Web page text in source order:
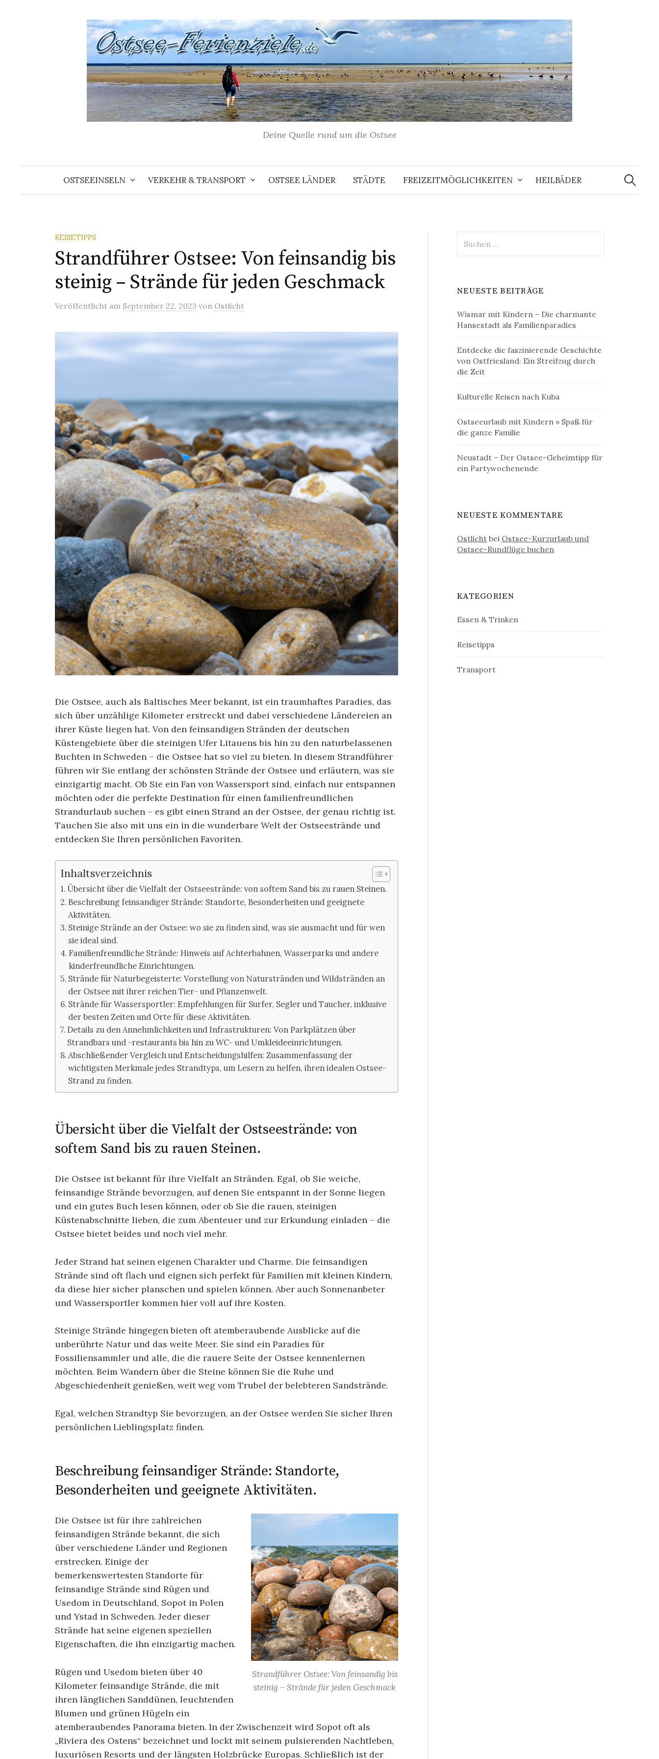
Deine Quelle rund um die Ostsee
OSTSEEINSELN VERKEHR & TRANSPORT OSTSEE LÄNDER STÄDTE FREIZEITMÖGLICHKEITEN HEILBÄDER
Suche
nach:
REISETIPPS
Strandführer Ostsee: Von feinsandig bis
steinig – Strände für jeden Geschmack
Veröffentlicht am September 22, 2023 von Ostlicht
Die Ostsee, auch als Baltisches Meer bekannt, ist ein traumhaftes Paradies, das
sich über unzählige Kilometer erstreckt und dabei verschiedene Ländereien an
ihrer Küste liegen hat. Von den feinsandigen Stränden der deutschen
Küstengebiete über die steinigen Ufer Litauens bis hin zu den naturbelassenen
Buchten in Schweden – die Ostsee hat so viel zu bieten. In diesem Strandführer
führen wir Sie entlang der schönsten Strände der Ostsee und erläutern, was sie
einzigartig macht. Ob Sie ein Fan von Wassersport sind, einfach nur entspannen
möchten oder die perfekte Destination für einen familienfreundlichen
Strandurlaub suchen – es gibt einen Strand an der Ostsee, der genau richtig ist.
Tauchen Sie also mit uns ein in die wunderbare Welt der Ostseestrände und
entdecken Sie Ihren persönlichen Favoriten.
Inhaltsverzeichnis
Übersicht über die Vielfalt der Ostseestrände: von softem Sand bis zu rauen Steinen.
Beschreibung feinsandiger Strände: Standorte, Besonderheiten und geeignete
Aktivitäten.
Steinige Strände an der Ostsee: wo sie zu finden sind, was sie ausmacht und für wen
sie ideal sind.
Familienfreundliche Strände: Hinweis auf Achterbahnen, Wasserparks und andere
kinderfreundliche Einrichtungen.
Strände für Naturbegeisterte: Vorstellung von Naturstränden und Wildstränden an
der Ostsee mit ihrer reichen Tier- und Pflanzenwelt.
Strände für Wassersportler: Empfehlungen für Surfer, Segler und Taucher, inklusive
der besten Zeiten und Orte für diese Aktivitäten.
Details zu den Annehmlichkeiten und Infrastrukturen: Von Parkplätzen über
Strandbars und -restaurants bis hin zu WC- und Umkleideeinrichtungen.
Abschließender Vergleich und Entscheidungshilfen: Zusammenfassung der
wichtigsten Merkmale jedes Strandtyps, um Lesern zu helfen, ihren idealen Ostsee-
Strand zu finden.
Übersicht über die Vielfalt der Ostseestrände: von
softem Sand bis zu rauen Steinen.
Die Ostsee ist bekannt für ihre Vielfalt an Stränden. Egal, ob Sie weiche,
feinsandige Strände bevorzugen, auf denen Sie entspannt in der Sonne liegen
und ein gutes Buch lesen können, oder ob Sie die rauen, steinigen
Küstenabschnitte lieben, die zum Abenteuer und zur Erkundung einladen – die
Ostsee bietet beides und noch viel mehr.
Jeder Strand hat seinen eigenen Charakter und Charme. Die feinsandigen
Strände sind oft flach und eignen sich perfekt für Familien mit kleinen Kindern,
da diese hier sicher planschen und spielen können. Aber auch Sonnenanbeter
und Wassersportler kommen hier voll auf ihre Kosten.
Steinige Strände hingegen bieten oft atemberaubende Ausblicke auf die
unberührte Natur und das weite Meer. Sie sind ein Paradies für
Fossiliensammler und alle, die die rauere Seite der Ostsee kennenlernen
möchten. Beim Wandern über die Steine können Sie die Ruhe und
Abgeschiedenheit genießen, weit weg vom Trubel der belebteren Sandstrände.
Egal, welchen Strandtyp Sie bevorzugen, an der Ostsee werden Sie sicher Ihren
persönlichen Lieblingsplatz finden.
Beschreibung feinsandiger Strände: Standorte,
Besonderheiten und geeignete Aktivitäten.
Strandführer Ostsee: Von feinsandig bis
steinig – Strände für jeden Geschmack
Die Ostsee ist für ihre zahlreichen
feinsandigen Strände bekannt, die sich
über verschiedene Länder und Regionen
erstrecken. Einige der
bemerkenswertesten Standorte für
feinsandige Strände sind Rügen und
Usedom in Deutschland, Sopot in Polen
und Ystad in Schweden. Jeder dieser
Strände hat seine eigenen speziellen
Eigenschaften, die ihn einzigartig machen.
Rügen und Usedom bieten über 40
Kilometer feinsandige Strände, die mit
ihren länglichen Sanddünen, leuchtenden
Blumen und grünen Hügeln ein
atemberaubendes Panorama bieten. In der Zwischenzeit wird Sopot oft als
„Riviera des Ostens“ bezeichnet und lockt mit seinem pulsierenden Nachtleben,
luxuriösen Resorts und der längsten Holzbrücke Europas. Schließlich ist der
nach:
NEUESTE BEITRÄGE
Wismar mit Kindern – Die charmante
Hansestadt als Familienparadies
Entdecke die faszinierende Geschichte
von Ostfriesland: Ein Streifzug durch
die Zeit
Kulturelle Reisen nach Kuba
Ostseeurlaub mit Kindern » Spaß für
die ganze Familie
Neustadt – Der Ostsee-Geheimtipp für
ein Partywochenende
NEUESTE KOMMENTARE
Ostlicht bei Ostsee-Kurzurlaub und
Ostsee-Rundflüge buchen
KATEGORIEN
Essen & Trinken
Reisetipps
Transport